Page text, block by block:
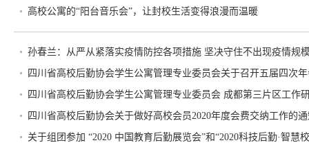
高校公寓的“阳台音乐会”，让封校生活变得浪漫而温暖
孙春兰：从严从紧落实疫情防控各项措施 坚决守住不出现疫情规
四川省高校后勤协会学生公寓管理专业委员会关于召开五届四次
四川省高校后勤协会学生公寓管理专业委员会 成都第三片区工作
四川省高校后勤协会关于做好高校会员2020年度会费交纳工作的
关于组团参加 “2020 中国教育后勤展览会”和“2020科技后勤·智